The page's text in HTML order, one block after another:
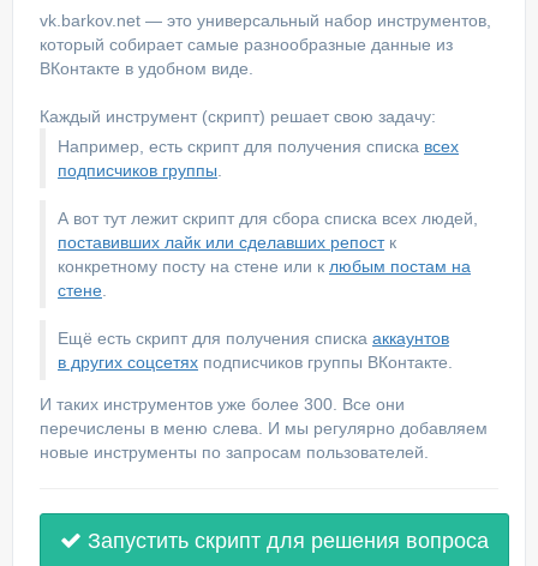
vk.barkov.net — это универсальный набор инструментов,
который собирает самые разнообразные данные из
ВКонтакте в удобном виде.
Каждый инструмент (скрипт) решает свою задачу:
Например, есть скрипт для получения списка всех
подписчиков группы
А вот тут лежит скрипт для сбора списка всех людей,
поставивших лайк или сделавших репостк
конкретному посту на стене или к любым постам на
стене
Ещё есть скрипт для получения списка аккаунтов
в других соцсетях подписчиков группы ВКонтакте.
И таких инструментов уже более 300. Все они
перечислены в меню слева. И мы регулярно добавляем
новые инструменты по запросам пользователей.
Запустить скрипт для решения вопроса